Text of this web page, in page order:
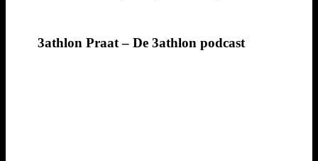
3athlon Praat – De 3athlon podcast